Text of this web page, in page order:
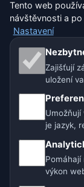
Nastavení
🇨🇿 Česko
🇩🇪🇦🇹🇨🇭
🇮🇳 Jižní a
Provozovatel:
Tento web
návštěvnosti a
Nastavení
Zajišťují
uložení
je jazyk,
výkon